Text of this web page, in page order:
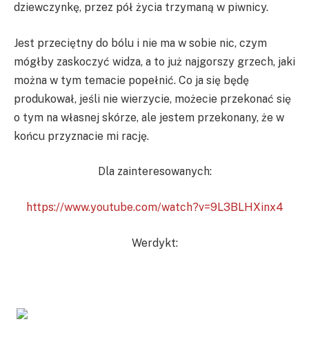
dziewczynkę, przez pół życia trzymaną w piwnicy.
Jest przeciętny do bólu i nie ma w sobie nic, czym
mógłby zaskoczyć widza, a to już najgorszy grzech, jaki
można w tym temacie popełnić. Co ja się będę
produkował, jeśli nie wierzycie, możecie przekonać się
o tym na własnej skórze, ale jestem przekonany, że w
końcu przyznacie mi rację.
Dla zainteresowanych:
https://www.youtube.com/watch?v=9L3BLHXinx4
Werdykt: